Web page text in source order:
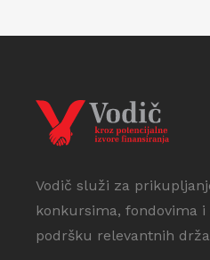
Vodič služi za
konkursima, fondovima
podršku relevantnih